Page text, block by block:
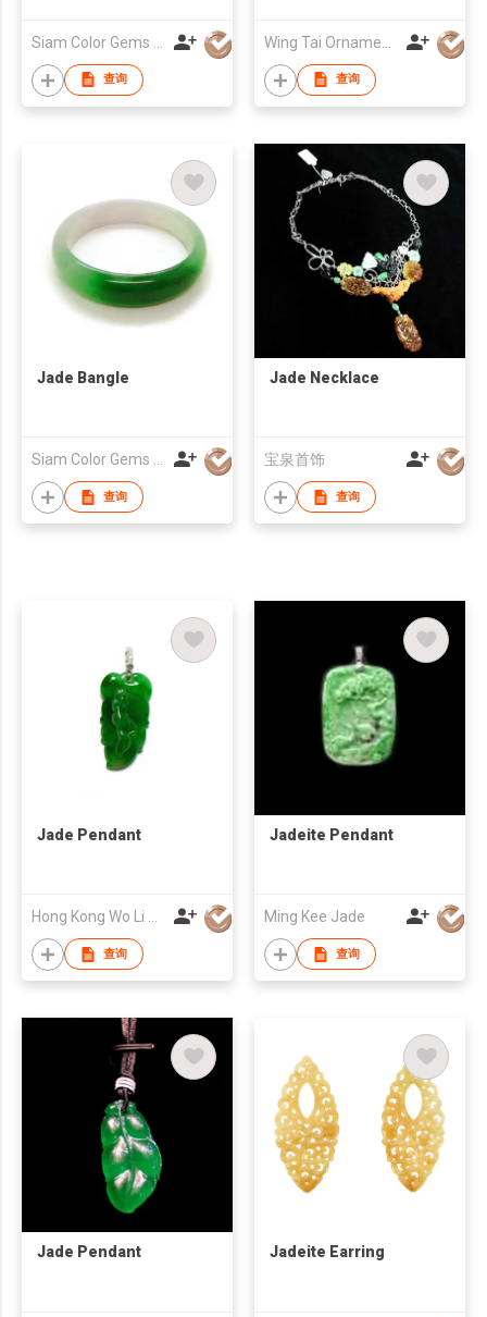
查询 查询
Jade Bangle
查询
Jade Necklace
宝泉首饰
查询
Jade Pendant
Hong Kong Wo Li Jewellery & Jade Co
查询
Jadeite Pendant
Ming Kee Jade
查询
Jade Pendant Jadeite Earring